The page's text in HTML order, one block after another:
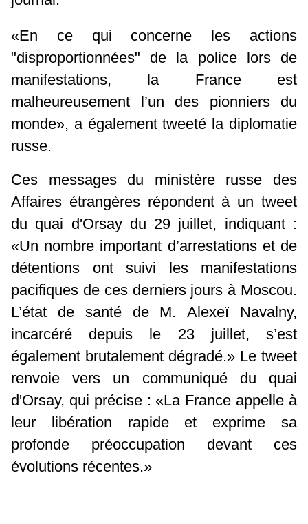
«En ce qui concerne les actions
"disproportionnées" de la police lors de
manifestations, la France est
malheureusement l’un des pionniers du
monde», a égalementtweeté la diplomatie
russe.
Ces messages du ministère russe des
Affaires étrangères répondent à un tweet
du quai d'Orsay du 29 juillet, indiquant :
«Un nombre important d’arrestations et de
détentions ont suivi les manifestations
pacifiques de ces derniers jours à Moscou.
L’état de santé de M. Alexeï Navalny,
incarcéré depuis le 23 juillet, s’est
également brutalement dégradé.» Le tweet
renvoie vers un communiquédu quai
d'Orsay, qui précise : «La France appelle à
leur libération rapide et exprime sa
profonde préoccupation devant ces
évolutions récentes.»